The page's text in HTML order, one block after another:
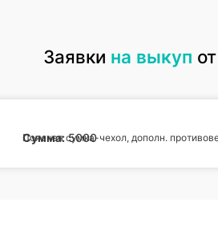
Заявки на выкуп
Поясная сумка-чехол, дополн.
Сумма:5000